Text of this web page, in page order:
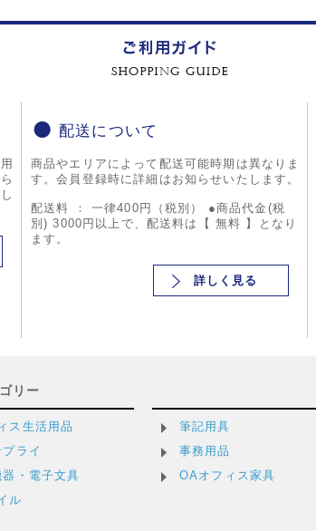
配送について
商品やエリアによって配送可能時期は異なりま
す。会員登録時に詳細はお知らせいたします。
配送料 ： 一律400円（税別） ●商品代金(税
別) 3000円以上で、配送料は【 無料 】となり
ます。
詳しく見る
リー
ス生活用品
ライ
・電子文具
ル
筆記用具
事務用品
OAオフィス家具